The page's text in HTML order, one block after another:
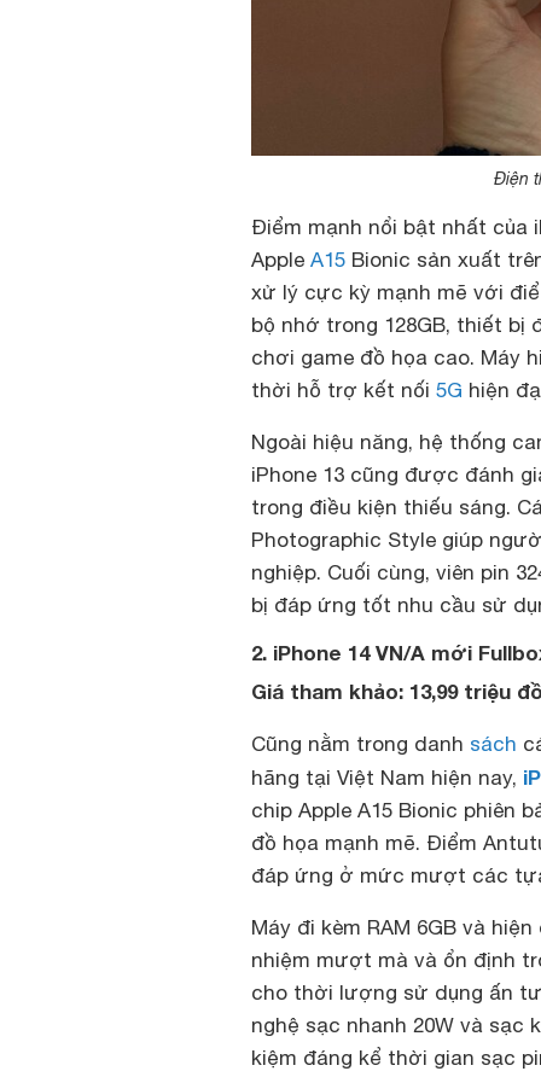
Điện
Điểm mạnh nổi bật nhất của
Apple A15 Bionic sản xuất
xử lý cực kỳ mạnh mẽ với
bộ nhớ trong 128GB, thiết
chơi game đồ họa cao. Máy
thời hỗ trợ kết nối 5G hiện
Ngoài hiệu năng, hệ thống
iPhone 13 cũng được đánh
trong điều kiện thiếu sáng.
Photographic Style giúp
nghiệp. Cuối cùng, viên pin
bị đáp ứng tốt nhu cầu sử
2. iPhone 14 VN/A mới
Giá tham khảo: 13,99 triệu
Cũng nằm trong danh sách
hãng tại Việt Nam hiện nay,
chip Apple A15 Bionic phiên
đồ họa mạnh mẽ. Điểm
đáp ứng ở mức mượt các
Máy đi kèm RAM 6GB và
nhiệm mượt mà và ổn định
cho thời lượng sử dụng ấn
nghệ sạc nhanh 20W và sạc
kiệm đáng kể thời gian sạc